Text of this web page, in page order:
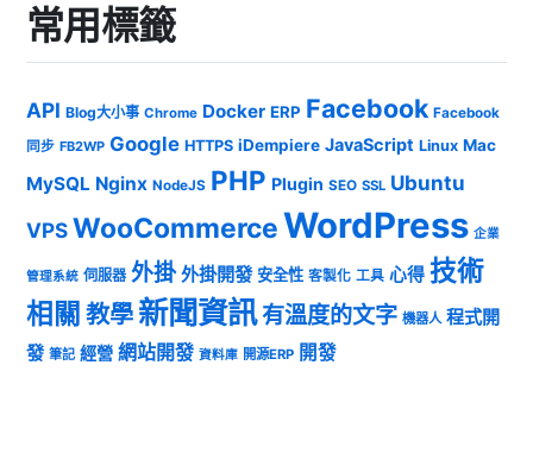
常用標籤
API Blog大小事 Chrome Docker ERP Facebook Facebook
同步 FB2WP Google HTTPS iDempiere JavaScript Linux Mac
MySQL Nginx NodeJS PHP Plugin SEO SSL Ubuntu
VPSWooCommerceWordPress 企業
管理系統 伺服器 外掛 外掛開發 安全性 客製化 工具 心得 技術
相關 教學 新聞資訊有溫度的文字 機器人 程式開
發 筆記 經營 網站開發 資料庫 開源ERP 開發